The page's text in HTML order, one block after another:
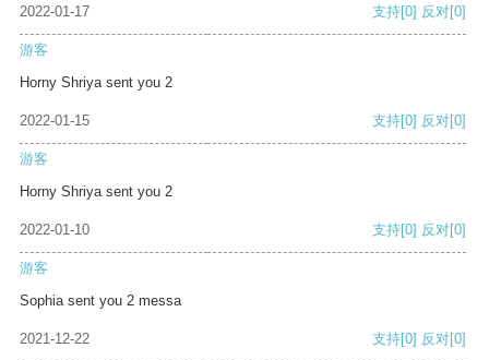
2022-01-17 支持[0] 反对[0]
游客
Horny Shriya sent you 2
2022-01-15 支持[0] 反对[0]
游客
Horny Shriya sent you 2
2022-01-10 支持[0] 反对[0]
游客
Sophia sent you 2 messa
2021-12-22 支持[0] 反对[0]